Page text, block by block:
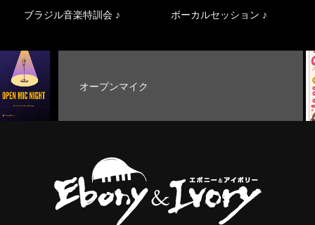
ブラジル音楽特訓会 ♪ ボーカルセッション ♪
プンマイク